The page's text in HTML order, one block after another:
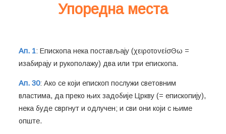
Упоредна места
Ап. 1: Епископа нека постављају (χειροτονείσΘω =
изабирају и рукополажу) два или три епископа.
Ап. 30: Ако се који епископ послужи световним
властима, да преко њих задобије Цркву (= епископију),
нека буде свргнут и одлучен; и сви они који с њиме
опште.